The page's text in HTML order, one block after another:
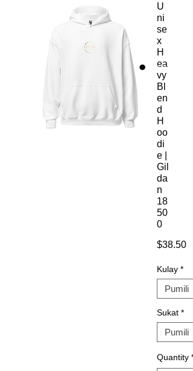
U
ni
se
x
H
ea
vy
Bl
en
d
H
oo
di
e |
Gil
da
n
18
50
0
$38.50
Kulay *
Sukat *
Quantity *